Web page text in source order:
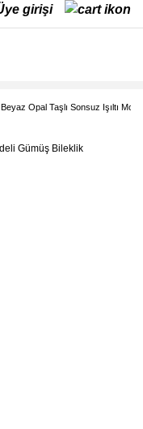
Beyaz Opal Taşlı Sonsuz Işıltı